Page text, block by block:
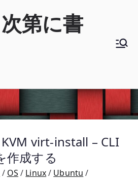
第に書
virt-install – CLI
作成する
OS Linux
Ubuntu